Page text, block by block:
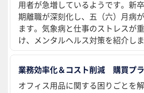
用者が急増しているようです。新
期離職が深刻化し、五（六）月病
ます。気象病と仕事のストレスが
け、メンタルヘルス対策を紹介しま
業務効率化＆コスト削減 購買プ
オフィス用品に関する困りごとを